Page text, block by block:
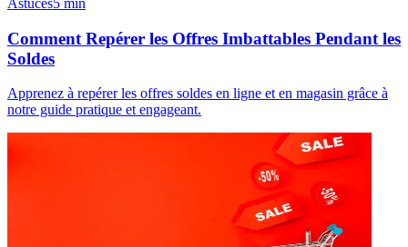
Comment Repérer les Offres Imbattables Pendant les
Soldes
Apprenez à repérer les offres soldes en ligne et en magasin grâce à
notre guide pratique et engageant.